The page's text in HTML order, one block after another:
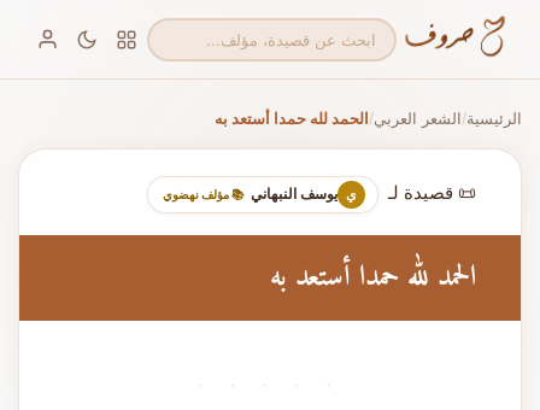
الرئيسية/الشعر العربي/الحمد لله حمدا أستعد به
📜 قصيدة لـ ي يوسف النبهاني 📚 مؤلف نهضوي
الحمد لله حمدا أستعد به
· · · · ·